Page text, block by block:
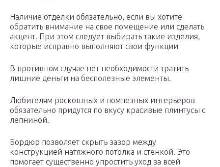
Наличие отделки обязательно, если вы хотите
обратить внимание на свое помещение или сделать
акцент. При этом следует выбирать такие изделия,
которые исправно выполняют свои функции
В противном случае нет необходимости тратить
лишние деньги на бесполезные элементы.
Любителям роскошных и помпезных интерьеров
обязательно придутся по вкусу красивые плинтусы с
лепниной.
Бордюр позволяет скрыть зазор между
конструкцией натяжного потолка и стенкой. Это
помогает существенно упростить уход за всей